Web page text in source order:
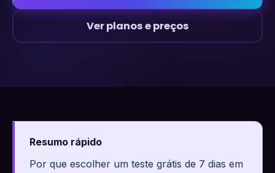
Ver planos e preços
Resumo rápido
Por que escolher um teste grátis de 7 dias em